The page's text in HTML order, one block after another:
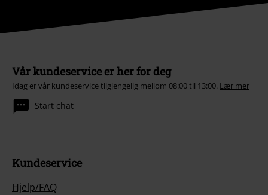
Vår kundeservice er her for deg
Idag er vår kundeservice tilgjengelig mellom 08:00 til 13:00. Lær mer
Start chat
Kundeservice
Hjelp/FAQ